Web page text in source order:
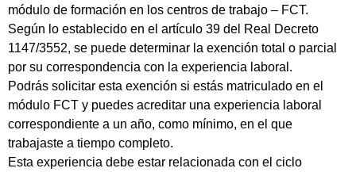
módulo de formación en los centros de trabajo – FCT.
Según lo establecido en el artículo 39 del Real Decreto
1147/3552, se puede determinar la exención total o parcial
por su correspondencia con la experiencia laboral.
Podrás solicitar esta exención si estás matriculado en el
módulo FCT y puedes acreditar una experiencia laboral
correspondiente a un año, como mínimo, en el que
trabajaste a tiempo completo.
Esta experiencia debe estar relacionada con el ciclo